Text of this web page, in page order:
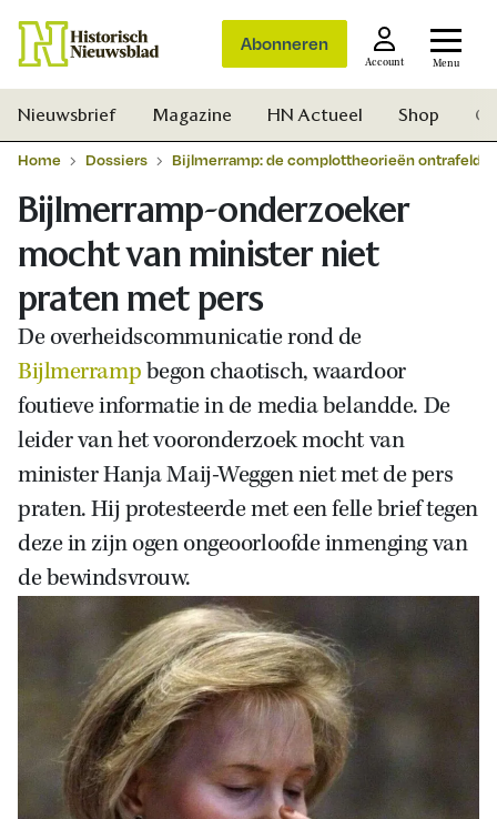
Abonneren
Account Menu
Zoek
Nieuwsbrief Magazine HN Actueel Shop
Home Dossiers Bijlmerramp: de complottheorieën ontrafeld
Bijlmerramp-onderzoeker
mocht van minister niet
praten met pers
De overheidscommunicatie rond de
Bijlmerrampbegon chaotisch, waardoor
foutieve informatie in de media belandde. De
leider van het vooronderzoek mocht van
minister Hanja Maij-Weggen niet met de pers
praten. Hij protesteerde met een felle brief tegen
deze in zijn ogen ongeoorloofde inmenging van
de bewindsvrouw.